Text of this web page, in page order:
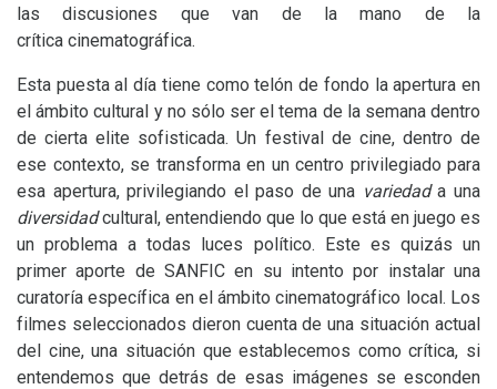
las discusiones que van de la mano de la
crítica cinematográfica.
Esta puesta al día tiene como telón de fondo la apertura en
el ámbito cultural y no sólo ser el tema de la semana dentro
de cierta elite sofisticada. Un festival de cine, dentro de
ese contexto, se transforma en un centro privilegiado para
esa apertura, privilegiando el paso de una variedada una
diversidadcultural, entendiendo que lo que está en juego es
un problema a todas luces político. Este es quizás un
primer aporte de SANFIC en su intento por instalar una
curatoría específica en el ámbito cinematográfico local. Los
filmes seleccionados dieron cuenta de una situación actual
del cine, una situación que establecemos como crítica, si
entendemos que detrás de esas imágenes se esconden